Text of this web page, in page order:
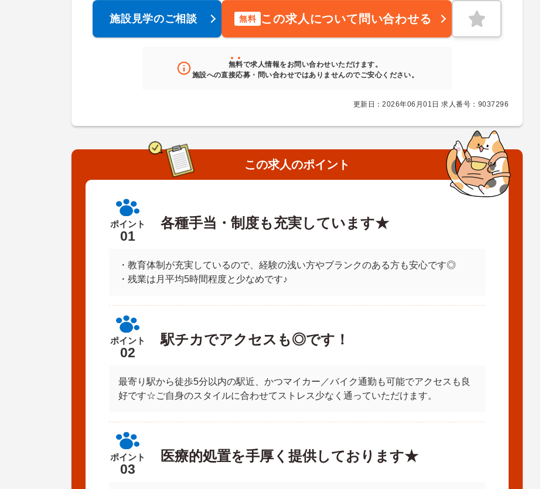
施設見学のご相談 無料 この求人について問い合わせる
無料で求人情報をお問い合わせいただけます。
施設への直接応募・問い合わせではありませんのでご安心ください。
更新日：2026年06月01日 求人番号：9037296
この求人のポイント
ポイント
01
各種手当・制度も充実しています★
・教育体制が充実しているので、経験の浅い方やブランクのある方も安心です◎
・残業は月平均5時間程度と少なめです♪
ポイント
02
駅チカでアクセスも◎です！
最寄り駅から徒歩5分以内の駅近、かつマイカー／バイク通勤も可能でアクセスも良
好です☆ご自身のスタイルに合わせてストレス少なく通っていただけます。
ポイント
03
医療的処置を手厚く提供しております★